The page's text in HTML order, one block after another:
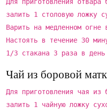
залить 1 столовую ложку
Варить на медленном
Настоять в течение 30
1/3 стакана 3 раза в
Чай из боровой
Для приготовления чая из
залить 1 чайную ложку